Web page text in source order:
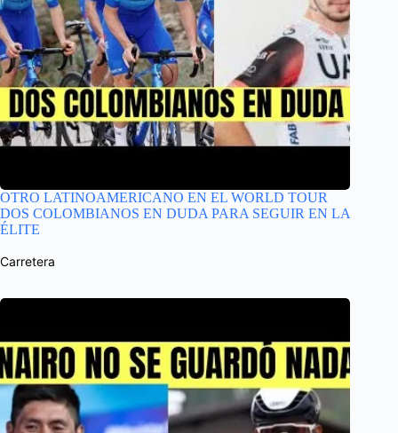
OTRO LATINOAMERICANO EN EL WORLD TOUR
DOS COLOMBIANOS EN DUDA PARA SEGUIR EN LA
ÉLITE
Carretera